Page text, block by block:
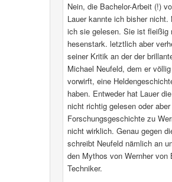
Nein, die Bachelor-Arbeit (!)
Lauer kannte ich bisher nicht.
ich sie gelesen. Sie ist fleißig
hesenstark. letztlich aber
seiner Kritik an der der
Michael Neufeld, dem er
vorwirft, eine
haben. Entweder hat Lauer
nicht richtig gelesen oder
Forschungsgeschichte zu
nicht wirklich. Genau gegen
schreibt Neufeld nämlich an
den Mythos von Wernher von
Techniker.